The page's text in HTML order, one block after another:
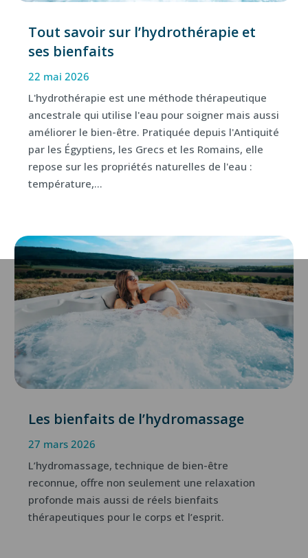
Tout savoir sur l’hydrothérapie et
ses bienfaits
22 mai 2026
L'hydrothérapie est une méthode thérapeutique
ancestrale qui utilise l'eau pour soigner mais aussi
améliorer le bien-être. Pratiquée depuis l'Antiquité
par les Égyptiens, les Grecs et les Romains, elle
repose sur les propriétés naturelles de l'eau :
température,...
Les bienfaits de l’hydromassage
27 mars 2026
L’hydromassage, technique de bien-être
reconnue, offre non seulement une relaxation
profonde mais aussi de réels bienfaits
thérapeutiques pour le corps et l’esprit.